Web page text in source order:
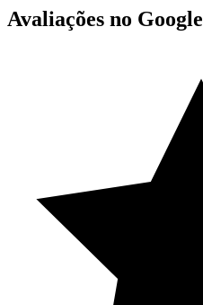
Avaliações no Google